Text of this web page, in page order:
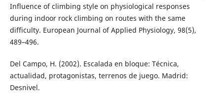
Influence of climbing style on physiological responses
during indoor rock climbing on routes with the same
difficulty. European Journal of Applied Physiology, 98(5),
489–496.
Del Campo, H. (2002). Escalada en bloque: Técnica,
actualidad, protagonistas, terrenos de juego. Madrid:
Desnivel.